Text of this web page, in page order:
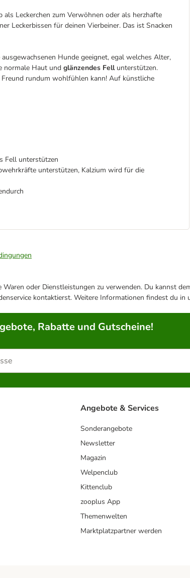
Leckerchen zum Verwöhnen oder als herzhafte
Leckerbissen für deinen Vierbeiner. Das ist Snacken
Hunde geeignet, egal welches Alter,
normale Haut und glänzendes Fellunterstützen.
rundum wohlfühlen kann! Auf künstliche
Fell unterstützen
unterstützen, Kalzium wird für die
oder Dienstleistungen zu verwenden. Du kannst
kontaktierst. Weitere Informationen findest du in
Rabatte und Gutscheine!
Angebote & Services
Sonderangebote
Newsletter
Magazin
Welpenclub
Kittenclub
zooplus App
Themenwelten
Marktplatzpartner werden